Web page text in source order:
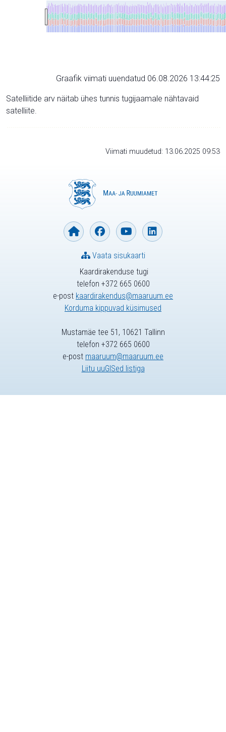
Graafik viimati uuendatud 06.08.2026 13:44:25
Satelliitide arv näitab ühes tunnis tugijaamale nähtavaid
satelliite.
Viimati muudetud: 13.06.2025 09:53
Kaardirakenduse tugi
telefon +372 665 0600
e-post kaardirakendus@maaruum.ee
Korduma kippuvad küsimused
Vaata sisukaarti
Mustamäe tee 51, 10621 Tallinn
telefon +372 665 0600
e-post maaruum@maaruum.ee
Liitu uuGISed listiga